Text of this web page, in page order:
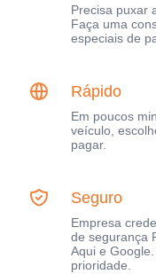
Precisa puxar
Faça uma
especiais de
Rápido
Em poucos
veículo,
pagar.
Seguro
Empresa
de segurança
Aqui e
prioridade.